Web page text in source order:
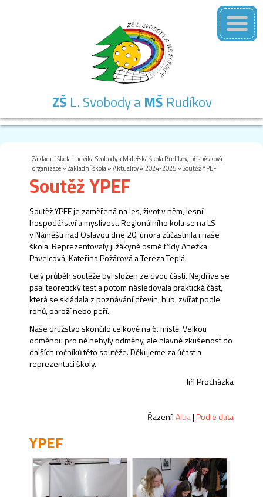
ZŠ L. Svobody a MŠ Rudíkov
Základní škola Ludvíka Svobody a Mateřská škola Rudíkov, příspěvková
organizace»Základní škola»Aktuality»2024-2025»Soutěž YPEF
Soutěž YPEF
Soutěž YPEF je zaměřená na les, život v něm, lesní
hospodářství a myslivost. Regionálního kola se na LS
v Náměšti nad Oslavou dne 20. února zúčastnila i naše
škola. Reprezentovaly ji žákyně osmé třídy Anežka
Pavelcová, Kateřina Požárová a Tereza Teplá.
Celý průběh soutěže byl složen ze dvou částí. Nejdříve se
psal teoretický test a potom následovala praktická část,
která se skládala z poznávání dřevin, hub, zvířat podle
rohů, paroží nebo peří.
Naše družstvo skončilo celkově na 6. místě. Velkou
odměnou pro ně nebyly odměny, ale hlavně zkušenost do
dalších ročníků této soutěže. Děkujeme za účast a
reprezentaci školy.
Jiří Procházka
Řazení:Alba|Podle data
YPEF